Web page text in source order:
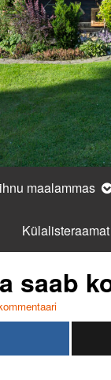
maalammas
Külalisteraamat
saab